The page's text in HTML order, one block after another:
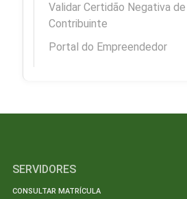
Validar Certidão Negativa de
Contribuinte
Portal do Empreendedor
SERVIDORES
CONSULTAR MATRÍCULA